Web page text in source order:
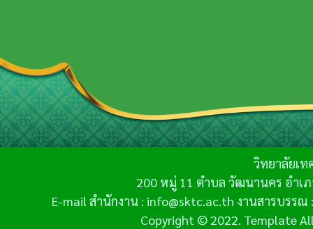
วิทยาลัยเ
200 หมู่ 11 ตำบล วัฒนานคร อำเ
E-mail สำนักงาน : info@sktc.ac.th งานสารบรร
Copyright © 2022. Template